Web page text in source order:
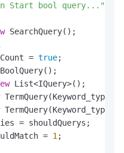
Start bool query..."
SearchQuery();
=
true;
List<IQuery>();
= shouldQuerys;
=
1;